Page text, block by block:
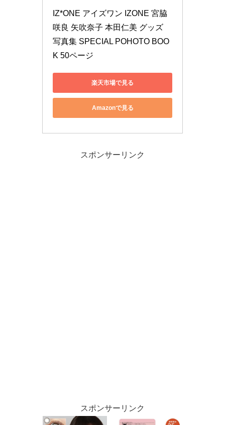
IZ*ONE アイズワン IZONE 宮脇
咲良 矢吹奈子 本田仁美 グッズ
写真集 SPECIAL POHOTO BOO
K 50ページ
楽天市場で見る
Amazonで見る
スポンサーリンク
スポンサーリンク